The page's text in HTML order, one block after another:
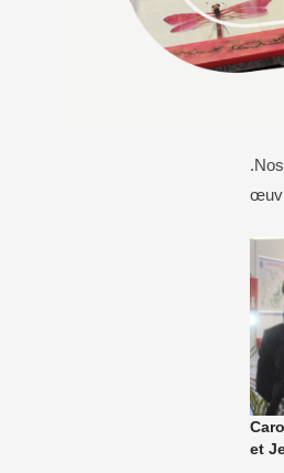
En
À
et